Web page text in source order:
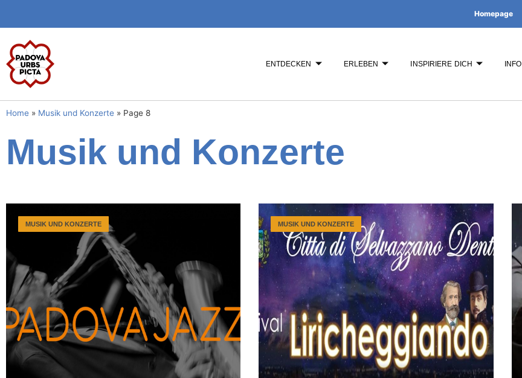
Homepage
ENTDECKEN ERLEBEN INSPIRIERE DICH INFO
Home » Musik und Konzerte » Page 8
Musik und Konzerte
MUSIK UND KONZERTE MUSIK UND KONZERTE